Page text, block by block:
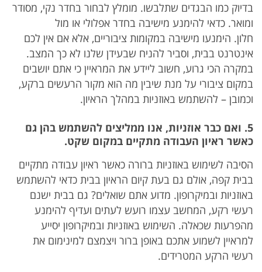
בדיוק כמו הבגדים שתלבשו. מומלץ לבחור בחדר נקי, מסודר
ומואר. כדאי להימנע מישיבה בחדר אפלולי או מול
חלון. הימנעו מישיבה במקומות ציבוריים, אלא אם אין לכם
אינטרנט בבית, וסביר להניח שבעידן שלנו לא כך המצב.
במקרה הכי גרוע, חשוב ליידע את המראיין כי אתם יושבים
במקום ציבורי על מנת שיבין מה הוא מקור הרעשים ברקע,
וכמובן – להשתמש באוזניות במהלך הראיון.
5. ואם כבר אוזניות, אנו ממליצים להשתמש בהן גם
כאשר ראיון העבודה מתקיים במקום שקט.
הסיבה לשימוש באוזניות ברורה כאשר ראיון עבודה מתקיים
בבית קפה, אולם גם בעת קיום הראיון בבית כדאי להשתמש
באוזניות ובמיקרופון. מדוע אתם שואלים? גם בבית ישנם
רעשי רקע, המחשב עצמו רועש לעתים ועדיף להימנע
מהפרעות שכאלה. השימוש באוזניות ובמיקרופון יסייע
למראיין לשמוע אתכם באופן ברור ויצמצם למינימום את
רעשי הרקע המטרידים.